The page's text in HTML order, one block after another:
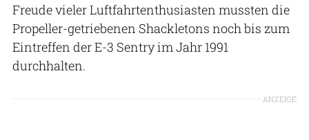
Freude vieler Luftfahrtenthusiasten mussten die
Propeller-getriebenen Shackletons noch bis zum
Eintreffen der E-3 Sentry im Jahr 1991
durchhalten.
ANZEIGE